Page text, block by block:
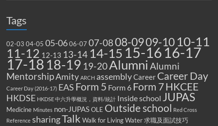
Tags
02-03 04-05 05-06 06-07 07-0808-0909-10 10-11
11-12 12-13 13-14 14-15 15-16 16-17
17-18 18-19 19-20Alumni Alumni
MentorshipAmity ARCH assemblyCareer Career Day
Career Day (2016-17) EAS Form 5 Form 6 Form 7HKCEE
HKDSE HKDSE 中六升學概況，資料/統計 Inside school JUPAS
Medicine Minutes non-JUPAS OLE Outside school Red Cross
Reference sharingTalk Walk for Living Water 求職及面試技巧